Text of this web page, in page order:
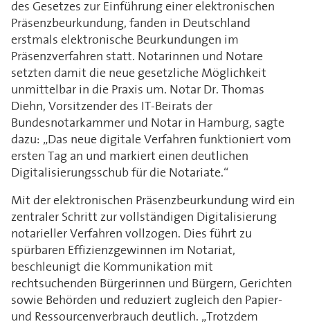
des Gesetzes zur Einführung einer elektronischen
Präsenzbeurkundung, fanden in Deutschland
erstmals elektronische Beurkundungen im
Präsenzverfahren statt. Notarinnen und Notare
setzten damit die neue gesetzliche Möglichkeit
unmittelbar in die Praxis um. Notar Dr. Thomas
Diehn, Vorsitzender des IT-Beirats der
Bundesnotarkammer und Notar in Hamburg, sagte
dazu: „Das neue digitale Verfahren funktioniert vom
ersten Tag an und markiert einen deutlichen
Digitalisierungsschub für die Notariate.“
Mit der elektronischen Präsenzbeurkundung wird ein
zentraler Schritt zur vollständigen Digitalisierung
notarieller Verfahren vollzogen. Dies führt zu
spürbaren Effizienzgewinnen im Notariat,
beschleunigt die Kommunikation mit
rechtsuchenden Bürgerinnen und Bürgern, Gerichten
sowie Behörden und reduziert zugleich den Papier-
und Ressourcenverbrauch deutlich. „Trotzdem